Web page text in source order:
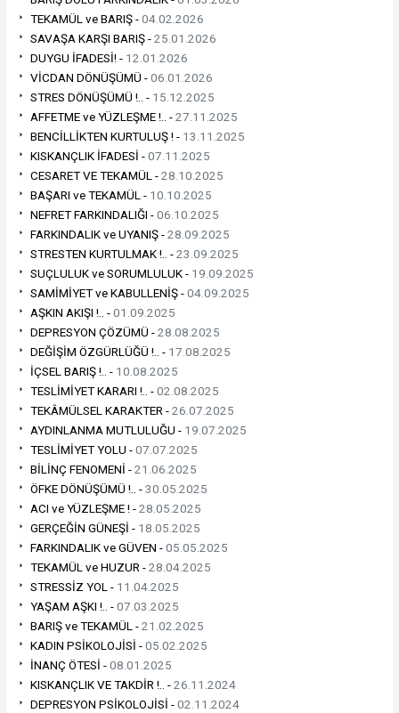
TEKAMÜL ve BARIŞ -04.02.2026
SAVAŞA KARŞI BARIŞ -25.01.2026
DUYGU İFADESİ! - 12.01.2026
VİCDAN DÖNÜŞÜMÜ -06.01.2026
STRES DÖNÜŞÜMÜ !.. - 15.12.2025
AFFETME ve YÜZLEŞME !.. -27.11.2025
BENCİLLİKTEN KURTULUŞ ! - 13.11.2025
KISKANÇLIK İFADESİ -07.11.2025
CESARET VE TEKAMÜL -28.10.2025
BAŞARI ve TEKAMÜL - 10.10.2025
NEFRET FARKINDALIĞI -06.10.2025
FARKINDALIK ve UYANIŞ -28.09.2025
STRESTEN KURTULMAK !.. -23.09.2025
SUÇLULUK ve SORUMLULUK - 19.09.2025
SAMİMİYET ve KABULLENİŞ -04.09.2025
AŞKIN AKIŞI !.. -01.09.2025
DEPRESYON ÇÖZÜMÜ -28.08.2025
DEĞİŞİM ÖZGÜRLÜĞÜ !.. - 17.08.2025
İÇSEL BARIŞ !.. - 10.08.2025
TESLİMİYET KARARI !.. -02.08.2025
TEKÂMÜLSEL KARAKTER -26.07.2025
AYDINLANMA MUTLULUĞU - 19.07.2025
TESLİMİYET YOLU -07.07.2025
BİLİNÇ FENOMENİ -21.06.2025
ÖFKE DÖNÜŞÜMÜ !.. -30.05.2025
ACI ve YÜZLEŞME ! -28.05.2025
GERÇEĞİN GÜNEŞİ - 18.05.2025
FARKINDALIK ve GÜVEN -05.05.2025
TEKAMÜL ve HUZUR -28.04.2025
STRESSİZ YOL - 11.04.2025
YAŞAM AŞKI !.. -07.03.2025
BARIŞ ve TEKAMÜL -21.02.2025
KADIN PSİKOLOJİSİ -05.02.2025
İNANÇ ÖTESİ -08.01.2025
KISKANÇLIK VE TAKDİR !.. -26.11.2024
DEPRESYON PSİKOLOJİSİ -02.11.2024